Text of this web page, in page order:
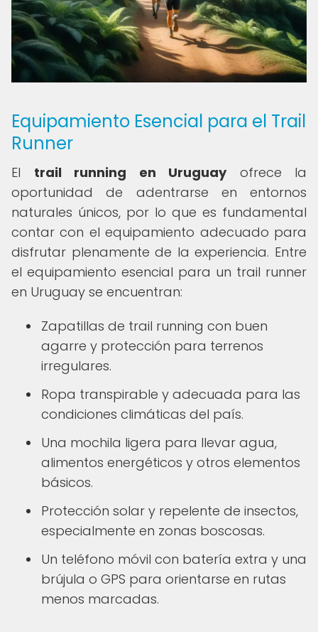
Equipamiento Esencial para el Trail
Runner
El trail running en Uruguayofrece la
oportunidad de adentrarse en entornos
naturales únicos, por lo que es fundamental
contar con el equipamiento adecuado para
disfrutar plenamente de la experiencia. Entre
el equipamiento esencial para un trail runner
en Uruguay se encuentran:
Zapatillas de trail running con buen
agarre y protección para terrenos
irregulares.
Ropa transpirable y adecuada para las
condiciones climáticas del país.
Una mochila ligera para llevar agua,
alimentos energéticos y otros elementos
básicos.
Protección solar y repelente de insectos,
especialmente en zonas boscosas.
Un teléfono móvil con batería extra y una
brújula o GPS para orientarse en rutas
menos marcadas.